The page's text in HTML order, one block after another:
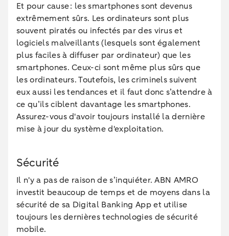
Et pour cause : les smartphones sont devenus
extrêmement sûrs. Les ordinateurs sont plus
souvent piratés ou infectés par des virus et
logiciels malveillants (lesquels sont également
plus faciles à diffuser par ordinateur) que les
smartphones. Ceux-ci sont même plus sûrs que
les ordinateurs. Toutefois, les criminels suivent
eux aussi les tendances et il faut donc s’attendre à
ce qu’ils ciblent davantage les smartphones.
Assurez-vous d'avoir toujours installé la dernière
mise à jour du système d'exploitation.
Sécurité
Il n'y a pas de raison de s’inquiéter. ABN AMRO
investit beaucoup de temps et de moyens dans la
sécurité de sa Digital Banking App et utilise
toujours les dernières technologies de sécurité
mobile.